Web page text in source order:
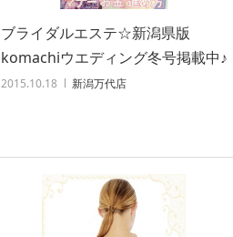
ブライダルエステ☆新潟県版
komachiウエディング冬号掲載中♪
2015.10.18 新潟万代店